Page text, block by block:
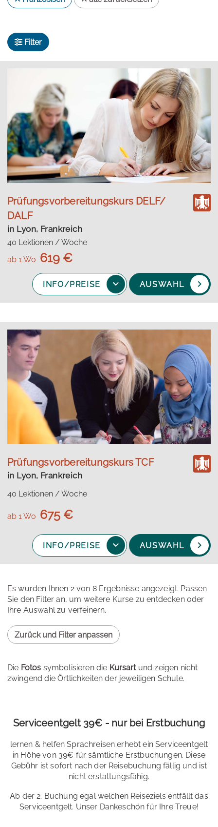
Filter
Prüfungsvorbereitungskurs DELF/
DALF
in Lyon, Frankreich
40 Lektionen / Woche
ab 1 Wo 619 €
INFO/PREISE AUSWAHL
Prüfungsvorbereitungskurs TCF
in Lyon, Frankreich
40 Lektionen / Woche
ab 1 Wo 675 €
INFO/PREISE AUSWAHL
Es wurden Ihnen 2 von 8 Ergebnisse angezeigt. Passen
Sie den Filter an, um weitere Kurse zu entdecken oder
Ihre Auswahl zu verfeinern.
Zurück und Filter anpassen
Die Fotos symbolisieren die Kursartund zeigen nicht
zwingend die Örtlichkeiten der jeweiligen Schule.
Serviceentgelt 39€ - nur bei Erstbuchung
lernen & helfen Sprachreisen erhebt ein Serviceentgelt
in Höhe von 39€ für sämtliche Erstbuchungen. Diese
Gebühr ist sofort nach der Reisebuchung fällig und ist
nicht erstattungsfähig.
Ab der 2. Buchung egal welchen Reiseziels entfällt das
Serviceentgelt. Unser Dankeschön für Ihre Treue!